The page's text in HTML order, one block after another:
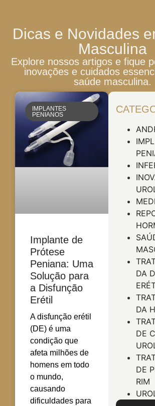
Dicas e Novidades
Masculina
Explore nossos artigos e fique
inovações e cuidados
saúde masculina.
IMPLANTES
PENIANOS
Implante de
Prótese
Peniana: Uma
Solução para
a Disfunção
Erétil
A disfunção erétil
(DE) é uma
condição que
afeta milhões de
homens em todo
o mundo,
causando
dificuldades para
DA
DA
DE
DE
RIM